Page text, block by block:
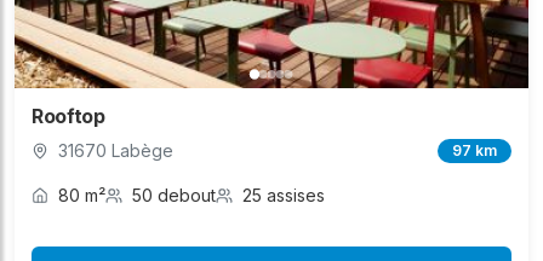
Rooftop
31670 Labège 97 km
80 m² 50 debout 25 assises